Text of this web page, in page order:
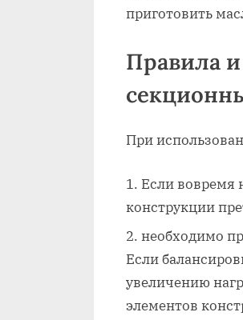
приготовить
Правила
При
Если вовремя
конструкции
необходимо
Если
увеличению
элементов